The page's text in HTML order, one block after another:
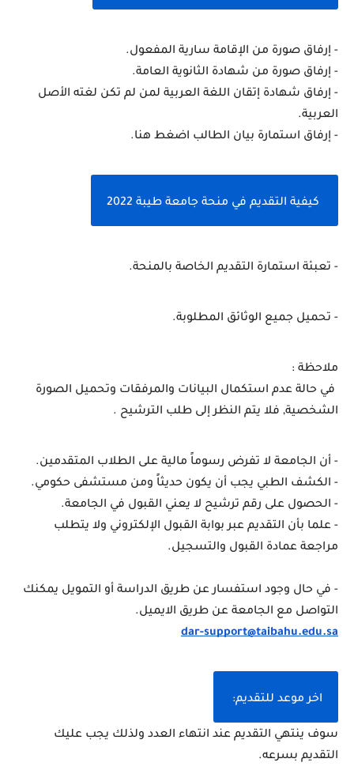
- إرفاق صورة من الإقامة سارية المفعول.
- إرفاق صورة من شهادة الثانوية العامة.
العربية.
- إرفاق استمارة بيان الطالب اضغط هنا.
كيفية التقديم في منحة جامعة طيبة 2022
- تعبئة استمارة التقديم الخاصة بالمنحة.
- تحميل جميع الوثائق المطلوبة.
ملاحظة :
الشخصية, فلا يتم النظر إلى طلب الترشيح .
- أن الجامعة لا تفرض رسوماً مالية على الطلاب المتقدمين.
- الكشف الطبي يجب أن يكون حديثاً ومن مستشفى حكومي.
- الحصول على رقم ترشيح لا يعني القبول في الجامعة.
مراجعة عمادة القبول والتسجيل.
التواصل مع الجامعة عن طريق الايميل.
dar-support@taibahu.edu.sa
اخر موعد للتقديم:
التقديم بسرعه.